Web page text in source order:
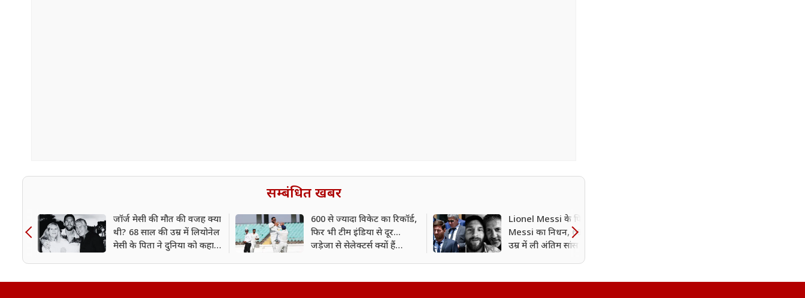
सम्बंधित खबर
जॉर्ज मेसी की मौत की वजह क्या
थी? 68 साल की उम्र में लियोनेल
मेसी के पिता ने दुनिया को कहा
600 से ज्यादा विकेट का रिकॉर्ड,
फिर भी टीम इंडिया से दूर...
जड़ेजा से सेलेक्टर्स क्यों हैं
Lionel Messi के पिता Jorge
Messi का निधन, 68 साल की
उम्र में ली अंतिम सांस